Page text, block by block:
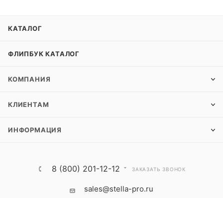
КАТАЛОГ
ФЛИПБУК КАТАЛОГ
КОМПАНИЯ
КЛИЕНТАМ
ИНФОРМАЦИЯ
8 (800) 201-12-12 ЗАКАЗАТЬ ЗВОНОК
sales@stella-pro.ru